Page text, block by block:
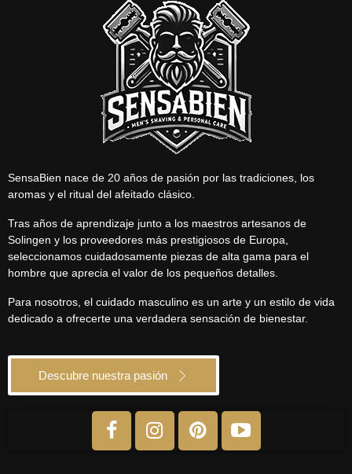
SensaBien nace de 20 años de pasión por las tradiciones, los
aromas y el ritual del afeitado clásico.
Tras años de aprendizaje junto a los maestros artesanos de
Solingen y los proveedores más prestigiosos de Europa,
seleccionamos cuidadosamente piezas de alta gama para el
hombre que aprecia el valor de los pequeños detalles.
Para nosotros, el cuidado masculino es un arte y un estilo de vida
dedicado a ofrecerte una verdadera sensación de bienestar.
Descubre nuestra pasión